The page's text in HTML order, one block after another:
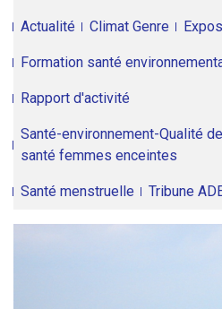
Actualité Climat Genre
Formation santé
Rapport d'activité
Santé-environnement-Qualité
santé femmes enceintes
Santé menstruelle Tribune